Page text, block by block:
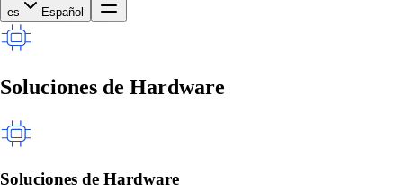
es Español
Soluciones de Hardware
Soluciones de Hardware